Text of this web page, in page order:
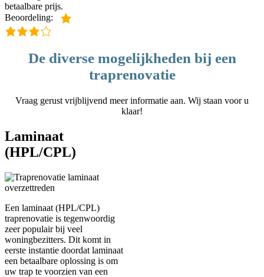
betaalbare prijs.
Beoordeling:
De diverse mogelijkheden bij een
traprenovatie
Vraag gerust vrijblijvend meer informatie aan. Wij staan voor u
klaar!
Laminaat
(HPL/CPL)
Een laminaat (HPL/CPL)
traprenovatie is tegenwoordig
zeer populair bij veel
woningbezitters. Dit komt in
eerste instantie doordat laminaat
een betaalbare oplossing is om
uw trap te voorzien van een